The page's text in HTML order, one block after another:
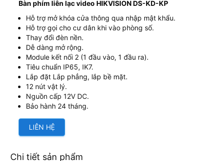
Bàn phím liên lạc video HIKVISION DS-KD-KP
Hỗ trợ mở khóa cửa thông qua nhập mật khẩu.
Hỗ trợ gọi cho cư dân khi vào phòng số.
Thay đổi đèn nền.
Dễ dàng mở rộng.
Module kết nối 2 (1 đầu vào, 1 đầu ra).
Tiêu chuẩn IP65, IK7.
Lắp đặt Lắp phẳng, lắp bề mặt.
12 nút vật lý.
Nguồn cấp 12V DC.
Bảo hành 24 tháng.
LIÊN HỆ
Chi tiết sản phẩm